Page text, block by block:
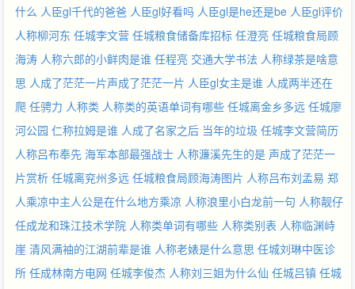
什么 人臣gl千代的爸爸 人臣gl好看吗 人臣gl是he还是be 人臣gl评价
人称柳河东 任城李文营 任城粮食储备库招标 任澄亮 任城粮食局顾
海涛 人称六郎的小鲜肉是谁 任程亮 交通大学书法 人称绿茶是啥意
思 人成了茫茫一片声成了茫茫一片 人臣gl女主是谁 人成两半还在
爬 任骋力 人称类 人称类的英语单词有哪些 任城离金乡多远 任城廖
河公园 仁称拉姆是谁 人成了名家之后 当年的垃圾 任城李文营简历
人称吕布奉先 海军本部最强战士 人称濂溪先生的是 声成了茫茫一
片赏析 任城离兖州多远 任城粮食局顾海涛图片 人称吕布刘孟易 郑
人乘凉中主人公是在什么地方乘凉 人称浪里小白龙前一句 人称靓仔
任成龙和珠江技术学院 人称类单词有哪些 人称类别表 人称临渊峙
崖 清风满袖的江湖前辈是谁 人称老婊是什么意思 任城刘琳中医诊
所 任成林南方电网 任城李俊杰 人称刘三姐为什么仙 任城吕镇 任城